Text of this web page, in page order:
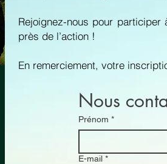
Rejoignez-nous pour
près de l’action !
En remerciement, votre
Nous
Prénom *
E-mail *